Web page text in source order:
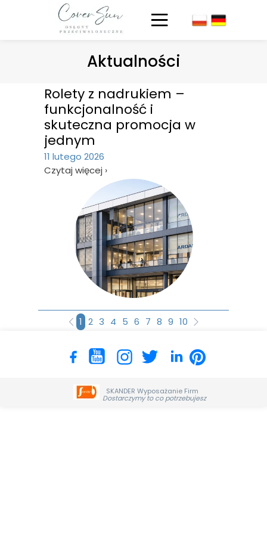
Rolety z nadrukiem –
funkcjonalność i
skuteczna promocja w
jednym
11 lutego 2026
Czytaj więcej ›
1 2 3 4 5 6 7 8 9 10
Aktualności
SKANDER Wyposażanie Firm
Dostarczymy to co potrzebujesz